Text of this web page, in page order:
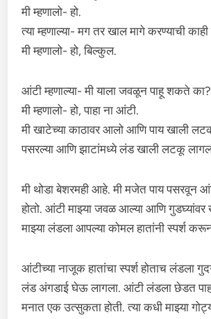
मी म्हणालो- हो.
त्या म्हणाल्या- मग तर खाल मागे करण्याची
मी म्हणालो- हो, बिल्कुल.
आंटी म्हणाल्या- मी याला जवळून पाहू शकते का?
मी म्हणालो- हो, पाहा ना आंटी.
मी खाटेच्या काठावर आलो आणि पाय खाली
पसरल्या आणि झाटांमध्ये लंड खाली लटकू
मी थोडा बेशरमही आहे. मी मजेत पाय पसरवून
होतो. आंटी माझ्या जवळ आल्या आणि गुडघ्यांवर
माझ्या लंडला आपल्या कोमल हातांनी स्पर्श
आंटीच्या नाजूक हातांचा स्पर्श होताच लंडला
लंड अंगडाई घेऊ लागला. आंटी लंडला छेडत पाहत
मनात एक उत्सुकता होती. त्या कधी माझ्या